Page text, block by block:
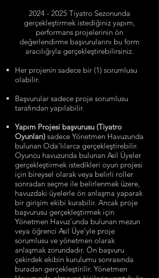
2024 - 2025 Tiyatro Sezonunda
gerçekleştirmek istediğiniz yapım,
performans projelerinin ön
değerlendirme başvurularını bu form
aracılığıyla gerçekleştirebilirsiniz.
Her projenin sadece bir (1) sorumlusu
olabilir.
Başvurular sadece proje sorumlusu
tarafından yapılabilir.
Yapım Projesi başvurusu (Tiyatro
Oyunları) sadece Yönetmen Havuzunda
bulunan Oda'lılarca gerçekleştirebilir.
Oyuncu havuzunda bulunan Asil Üyeler
gerçekleştirmek istedikleri oyun projesi
için bireysel olarak veya belirli roller
sonradan seçme ile belirlenmek üzere,
havuzdaki üyelerle ön anlaşma yaparak
bir girişim ekibi kurabilir. Ancak proje
başvurusu gerçekleştirmek için
Yönetmen Havuz'unda bulunan mezun
veya öğrenci Asil Üye'yle proje
sorumlusu ve yönetmen olarak
anlaşmak zorundadır. Ön başvuru
çekirdek ekibin kurulumu sonrasında
buradan gerçekleştirilir. Yönetmen